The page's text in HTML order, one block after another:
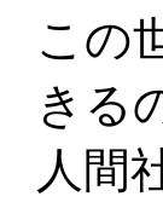
この
きる
人間